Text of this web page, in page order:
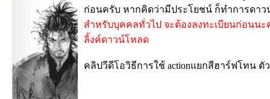
ก่อนครับ หากคิดว่ามีประโยชน์ ก็ทำการดาว
สำหรับบุคคลทั่วไป จะต้องลงทะเบียนก่อนน
ลิ้งค์ดาวน์โหลด
คลิปวีดีโอวิธีการใช้ actionแยกสีฮาร์ฟโทน ตั